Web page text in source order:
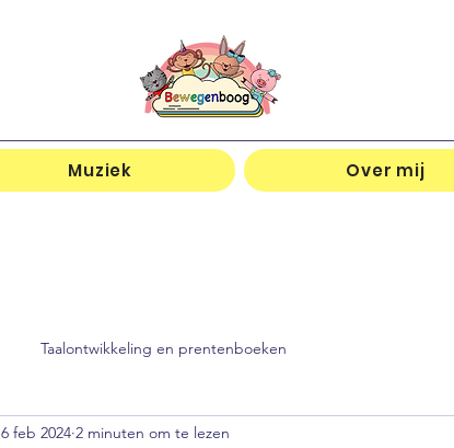
Muziek Over mij
Taalontwikkeling en prentenboeken
6 feb 2024 2 minuten om te lezen